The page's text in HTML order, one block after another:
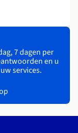
7 dagen per
en u
services.